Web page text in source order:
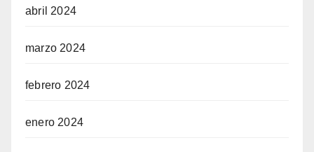
abril 2024
marzo 2024
febrero 2024
enero 2024